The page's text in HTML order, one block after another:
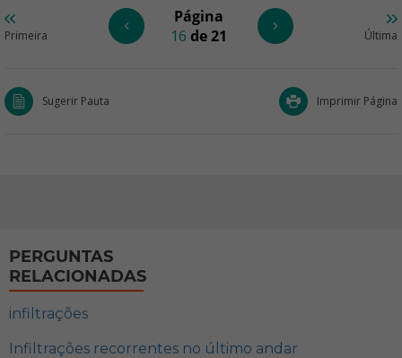
Primeira
Página
16 de 21 Última
Sugerir Pauta Imprimir Página
PERGUNTAS
RELACIONADAS
infiltrações
Infiltrações recorrentes no último andar